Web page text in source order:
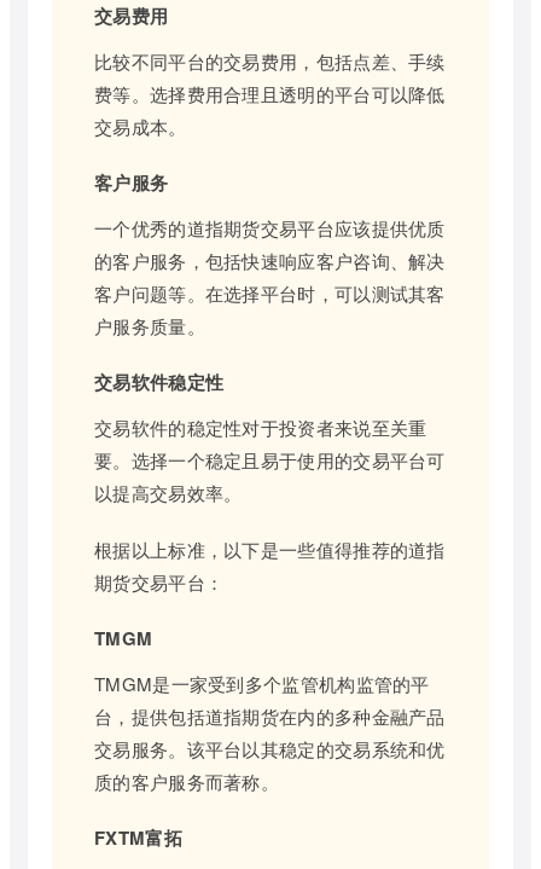
交易费用
比较不同平台的交易费用，包括点差、手续
费等。选择费用合理且透明的平台可以降低
交易成本。
客户服务
一个优秀的道指期货交易平台应该提供优质
的客户服务，包括快速响应客户咨询、解决
客户问题等。在选择平台时，可以测试其客
户服务质量。
交易软件稳定性
交易软件的稳定性对于投资者来说至关重
要。选择一个稳定且易于使用的交易平台可
以提高交易效率。
根据以上标准，以下是一些值得推荐的道指
期货交易平台：
TMGM
TMGM是一家受到多个监管机构监管的平
台，提供包括道指期货在内的多种金融产品
交易服务。该平台以其稳定的交易系统和优
质的客户服务而著称。
FXTM富拓